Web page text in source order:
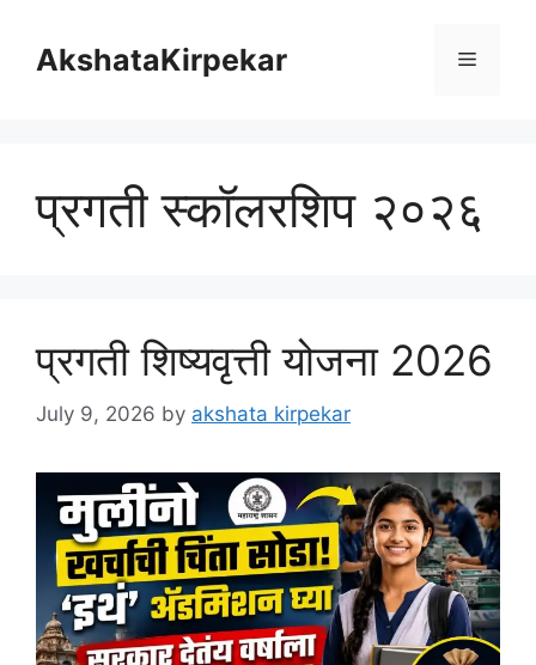
contentAkshataKirpekar Menu
प्रगती स्कॉलरशिप २०२६
प्रगती शिष्यवृत्ती योजना 2026
July 9, 2026 by akshata kirpekar